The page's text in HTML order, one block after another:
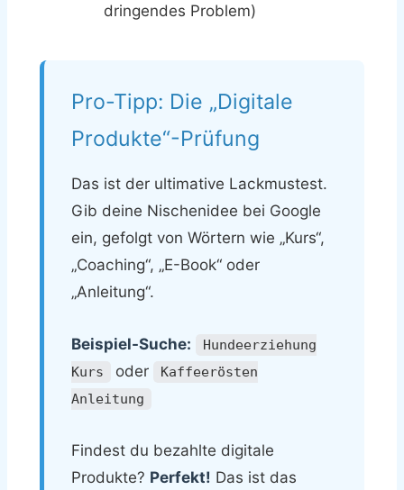
dringendes Problem)
Pro-Tipp: Die „Digitale
Produkte“-Prüfung
Das ist der ultimative Lackmustest.
Gib deine Nischenidee bei Google
ein, gefolgt von Wörtern wie „Kurs“,
„Coaching“, „E-Book“ oder
„Anleitung“.
Beispiel-Suche:
Hundeerziehung
Kurs
oder
Kaffeerösten
Anleitung
Findest du bezahlte digitale
Produkte? Perfekt! Das ist das